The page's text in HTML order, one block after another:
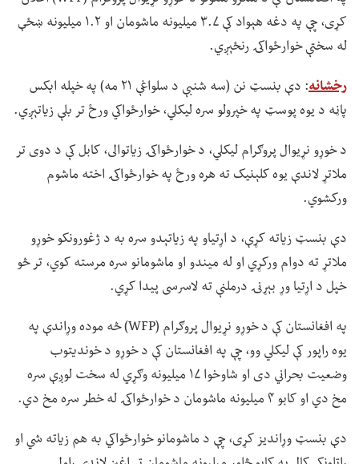
کړی، چې په دغه هېواد کې ۳.۷ میلیونه ماشومان او ۱.۲ میلیونه ښځې
له سختې خوارځواکۍ رنځېږي.
رخشانه
: دې بنسټ نن (سه شنبې د سلواغې ۲۱ مه) په خپله اېکس
پاڼه د یوه پوسټ په خپرولو سره لیکلي، خوارځواکي ورځ تر بلې زیاتېږي.
د خوړو نړیوال پروګرام لیکلي، د خوارځواکۍ زیاتوالی، کابل کې د دوی تر
ملاتړ لاندې یوه کلېنیک ته هره ورځ په خوارځواکۍ اخته ماشوم
ورکشوي.
دې بنسټ زیاته کړې، د اړتیاو په زیاتېدو سره به د ژغورونکو خوړو
ملاتړ ته دوام ورکړي او له میندو او ماشومانو سره مرسته کوي، تر څو
خپل د اړتیا وړ بېړنۍ درملنې ته لاسرسی پیدا کړي.
په افغانستان کې د خوړو نړیوال پروګرام (WFP) څه موده وړاندې په
یوه راپور کې لیکلي وو، چې په افغانستان کې د خوړو د خوندیتوب
وضعیت بحراني دی او شاوخوا ۱۷ میلیونه وګړي له سخت لوږې سره
مخ دي او کابو ۴ میلیونه ماشومان د خوارځواکۍ له خطر سره مخ دي.
دې بنسټ وړاندیز کړی، چې د ماشومانو خوارځواکي به هم زیاته شي او